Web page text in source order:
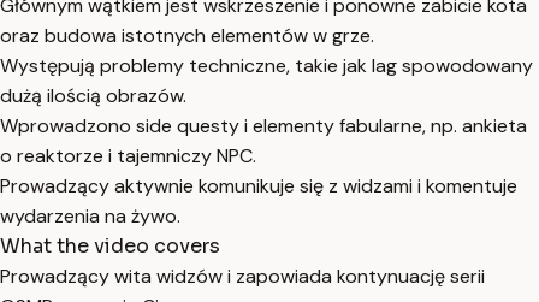
Głównym wątkiem jest wskrzeszenie i ponowne zabicie kota
oraz budowa istotnych elementów w grze.
Występują problemy techniczne, takie jak lag spowodowany
dużą ilością obrazów.
Wprowadzono side questy i elementy fabularne, np. ankieta
o reaktorze i tajemniczy NPC.
Prowadzący aktywnie komunikuje się z widzami i komentuje
wydarzenia na żywo.
What the video covers
Prowadzący wita widzów i zapowiada kontynuację serii